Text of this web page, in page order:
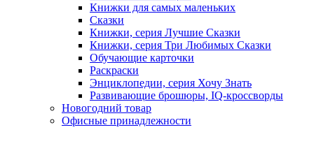
Книжки для самых маленьких
Сказки
Книжки, серия Лучшие Сказки
Книжки, серия Три Любимых Сказки
Обучающие карточки
Раскраски
Энциклопедии, серия Хочу Знать
Развивающие брошюры, IQ-кроссворды
Новогодний товар
Офисные принадлежности